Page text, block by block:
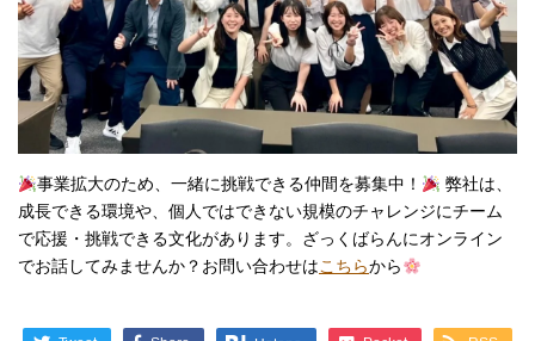
事業拡大のため、一緒に挑戦できる仲間を募集中！
弊社は、
成長できる環境や、個人ではできない規模のチャレンジにチーム
で応援・挑戦できる文化があります。ざっくばらんにオンライン
でお話してみませんか？お問い合わせはこちらから